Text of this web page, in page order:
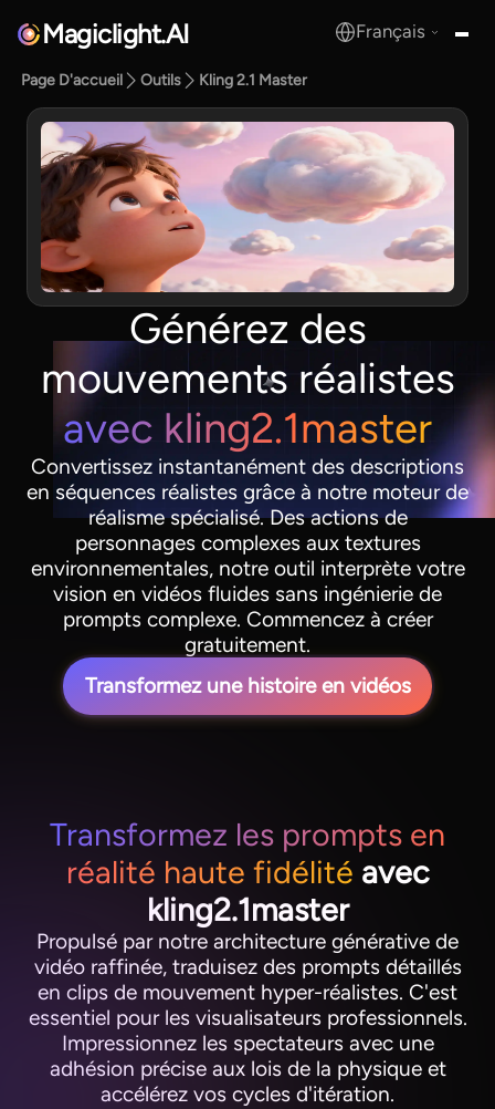
Magiclight.AI Français
Page D'accueil Outils Kling 2.1 Master
Générez des
mouvements réalistes
avec kling2.1master
Convertissez instantanément des descriptions
en séquences réalistes grâce à notre moteur de
réalisme spécialisé. Des actions de
personnages complexes aux textures
environnementales, notre outil interprète votre
vision en vidéos fluides sans ingénierie de
prompts complexe. Commencez à créer
gratuitement.
Transformez une histoire en vidéos
Transformez les prompts en
réalité haute fidélité avec
kling2.1master
Propulsé par notre architecture générative de
vidéo raffinée, traduisez des prompts détaillés
en clips de mouvement hyper-réalistes. C'est
essentiel pour les visualisateurs professionnels.
Impressionnez les spectateurs avec une
adhésion précise aux lois de la physique et
accélérez vos cycles d'itération.